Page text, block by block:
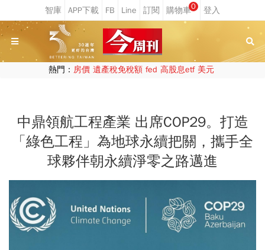
0
熱門： 房價 遺產稅免稅額 fed 高股息etf 美元
中鼎領航工程產業 出席COP29。打造
「綠色工程」為地球永續把關，攜手全
球夥伴朝永續淨零之路邁進